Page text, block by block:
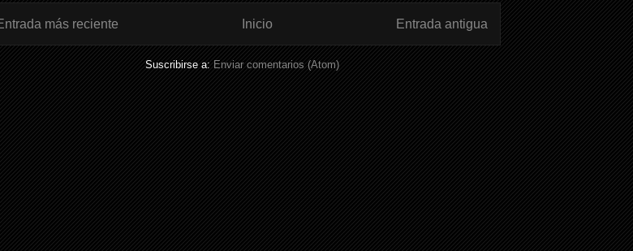
más reciente Entrada antigua
Inicio
Suscribirse a: Enviar comentarios (Atom)